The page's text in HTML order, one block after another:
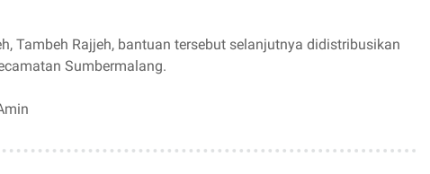
Tambeh Rajjeh, bantuan tersebut selanjutnya didistribusikan
Sumbermalang.